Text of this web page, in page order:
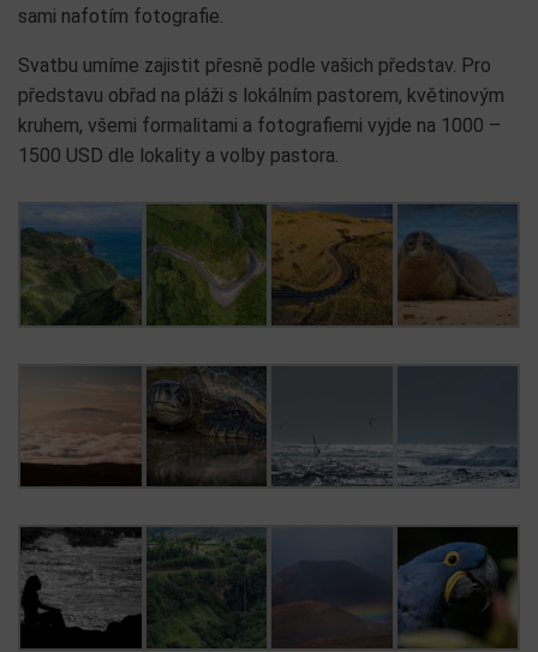
sami nafotím fotografie.
Svatbu umíme zajistit přesně podle vašich představ. Pro
představu obřad na pláži s lokálním pastorem, květinovým
kruhem, všemi formalitami a fotografiemi vyjde na 1000 –
1500 USD dle lokality a volby pastora.